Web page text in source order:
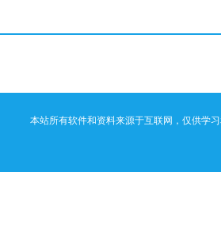
本站所有软件和资料来源于互联网，仅供学